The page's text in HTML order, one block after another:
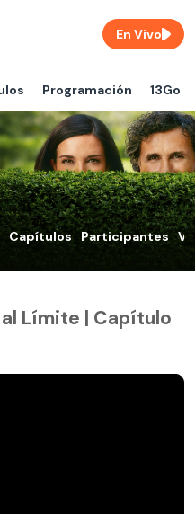
Programación 13Go
En Vivo
Capítulos Participantes
Límite | Capítulo